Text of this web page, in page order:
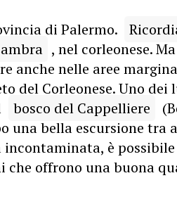
di Palermo.
, nel corleonese.
anche nelle aree
del Corleonese. Uno dei
bosco del Cappelliere
una bella escursione tra
è
che offrono una buona